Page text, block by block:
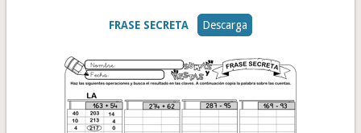
FRASE SECRETA Descarga